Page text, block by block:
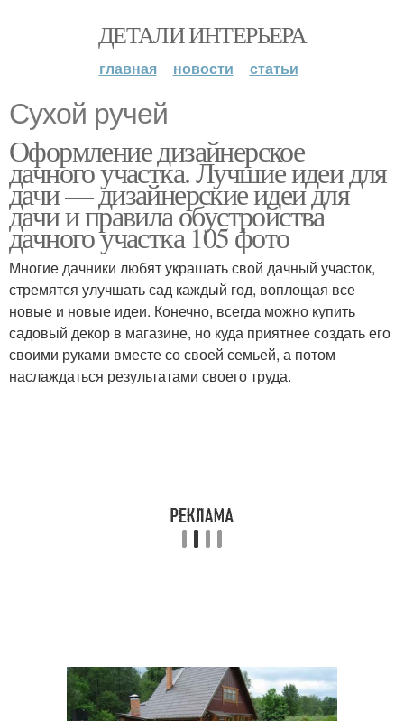
ДЕТАЛИ ИНТЕРЬЕРА
главная новости статьи
Сухой ручей
Оформление дизайнерское
дачного участка. Лучшие идеи для
дачи — дизайнерские идеи для
дачи и правила обустройства
дачного участка 105 фото
Многие дачники любят украшать свой дачный участок,
стремятся улучшать сад каждый год, воплощая все
новые и новые идеи. Конечно, всегда можно купить
садовый декор в магазине, но куда приятнее создать его
своими руками вместе со своей семьей, а потом
наслаждаться результатами своего труда.